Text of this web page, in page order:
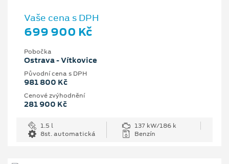
Vaše cena s DPH
699 900 Kč
Pobočka
Ostrava - Vítkovice
Původní cena s DPH
981 800 Kč
Cenové zvýhodnění
281 900 Kč
1.5 l
137 kW/186 k
8st. automatická
Benzín